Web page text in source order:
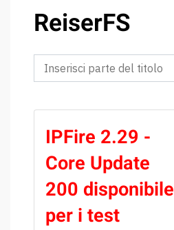
ReiserFS
Inserisci parte del titolo
IPFire 2.29 -
Core Update
200 disponibile
per i test